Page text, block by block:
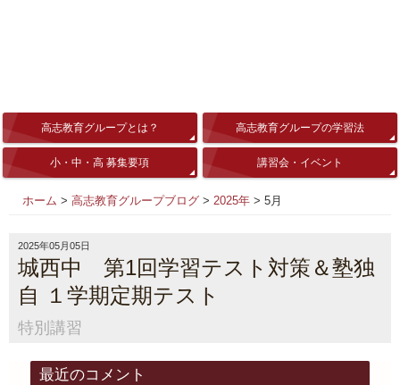
高志教育グループとは？ 高志教育グループの学習法
小・中・高 募集要項 講習会・イベント
ホーム > 高志教育グループブログ > 2025年 > 5月
2025年05月05日
城西中 第1回学習テスト対策＆塾独
自 １学期定期テスト
特別講習
最近のコメント